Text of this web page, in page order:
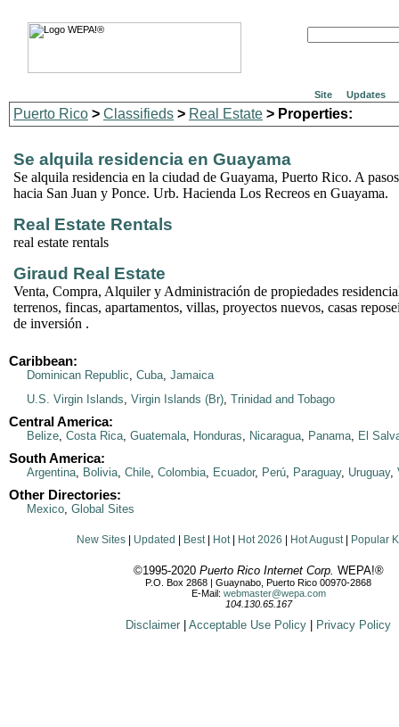
Site Updates
Puerto Rico > Classifieds > Real Estate > Properties:
Se alquila residencia en Guayama
Se alquila residencia en la ciudad de Guayama, Puerto Rico. A
hacia San Juan y Ponce. Urb. Hacienda Los Recreos en Guayama.
Real Estate Rentals
real estate rentals
Giraud Real Estate
Venta, Compra, Alquiler y Administración de propiedades
terrenos, fincas, apartamentos, villas, proyectos nuevos, casas
de inversión .
Caribbean:
Dominican Republic, Cuba, Jamaica
U.S. Virgin Islands, Virgin Islands (Br), Trinidad and Tobago
Central America:
Belize, Costa Rica, Guatemala, Honduras, Nicaragua, Panama, El
South America:
Argentina, Bolivia, Chile, Colombia, Ecuador, Perú, Paraguay, Uruguay,
Other Directories:
Mexico, Global Sites
New Sites Updated Best| Hot| Hot 2026 Hot August| Popular
©1995-2020 Puerto Rico Internet Corp. WEPA!®
P.O. Box 2868 | Guaynabo, Puerto Rico 00970-2868
E-Mail: webmaster@wepa.com
104.130.65.167
Disclaimer Acceptable Use Policy Privacy Policy